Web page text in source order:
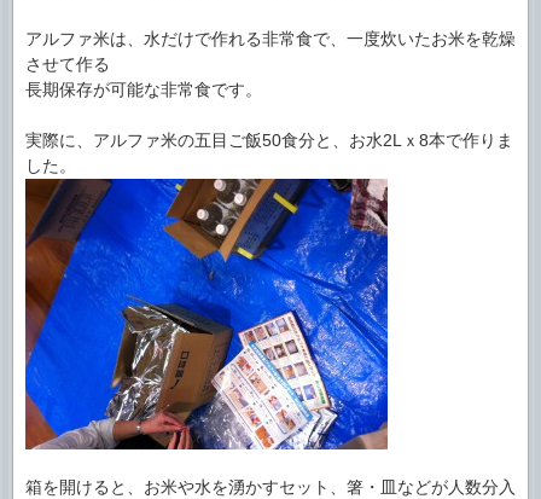
アルファ米は、水だけで作れる非常食で、一度炊いたお米を乾燥
させて作る
長期保存が可能な非常食です。
実際に、アルファ米の五目ご飯50食分と、お水2Lｘ8本で作りま
した。
箱を開けると、お米や水を湧かすセット、箸・皿などが人数分入